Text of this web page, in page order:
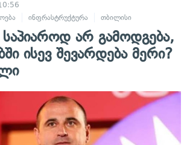
ინფრასტრუქტურა თბილისი
საპიაროდ არ გამოდგება,
ისევ შევარდება მერი?